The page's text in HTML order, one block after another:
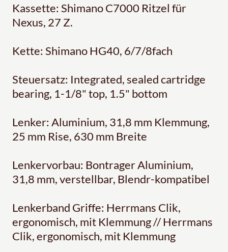
Kassette: Shimano C7000 Ritzel für
Nexus, 27 Z.
Kette: Shimano HG40, 6/7/8fach
Steuersatz: Integrated, sealed cartridge
bearing, 1-1/8" top, 1.5" bottom
Lenker: Aluminium, 31,8 mm Klemmung,
25 mm Rise, 630 mm Breite
Lenkervorbau: Bontrager Aluminium,
31,8 mm, verstellbar, Blendr-kompatibel
Lenkerband Griffe: Herrmans Clik,
ergonomisch, mit Klemmung // Herrmans
Clik, ergonomisch, mit Klemmung